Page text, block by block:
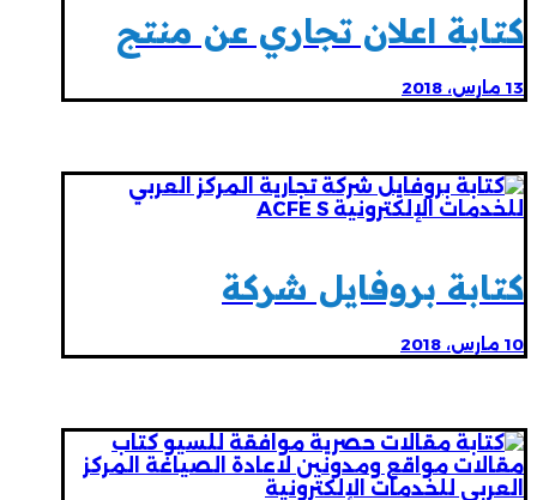
كتابة اعلان تجاري عن منتج
13 مارس، 2018
كتابة بروفايل شركة
10 مارس، 2018